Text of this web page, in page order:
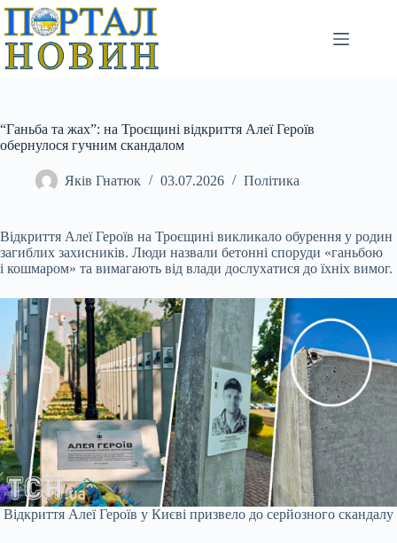
Перейти
вмісту
“Ганьба та жах”: на Троєщині відкриття Алеї Героїв
обернулося гучним скандалом
Яків Гнатюк 03.07.2026 Політика
Відкриття Алеї Героїв на Троєщині викликало обурення у родин
загиблих захисників. Люди назвали бетонні споруди «ганьбою
і кошмаром» та вимагають від влади дослухатися до їхніх вимог.
Відкриття Алеї Героїв у Києві призвело до серйозного скандалу